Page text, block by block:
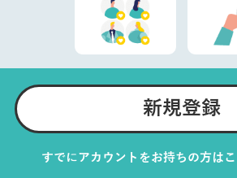
新規登録
すでにアカウントをお持ちの方は